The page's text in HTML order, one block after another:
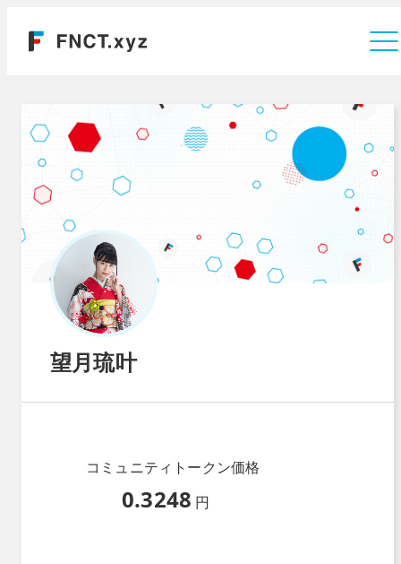
望月琉叶
コミュニティトークン価格
0.3248 円